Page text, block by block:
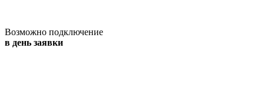
Возможно подключение
в день заявки